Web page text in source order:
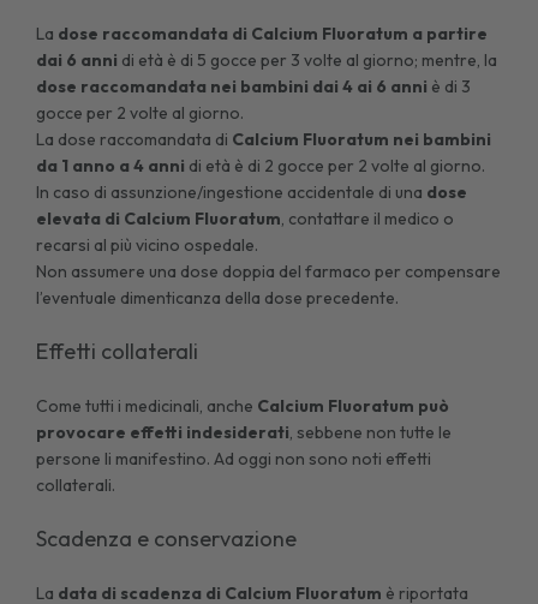
La dose raccomandata di Calcium Fluoratum a partire
dai 6 anni di età è di 5 gocce per 3 volte al giorno; mentre, la
dose raccomandata nei bambini dai 4 ai 6 anni è di 3
gocce per 2 volte al giorno.
La dose raccomandata di Calcium Fluoratum nei bambini
da 1 anno a 4 anni di età è di 2 gocce per 2 volte al giorno.
In caso di assunzione/ingestione accidentale di una dose
elevata di Calcium Fluoratum, contattare il medico o
recarsi al più vicino ospedale.
Non assumere una dose doppia del farmaco per compensare
l’eventuale dimenticanza della dose precedente.
Effetti collaterali
Come tutti i medicinali, anche Calcium Fluoratum può
provocare effetti indesiderati, sebbene non tutte le
persone li manifestino. Ad oggi non sono noti effetti
collaterali.
Scadenza e conservazione
La data di scadenza di Calcium Fluoratum è riportata